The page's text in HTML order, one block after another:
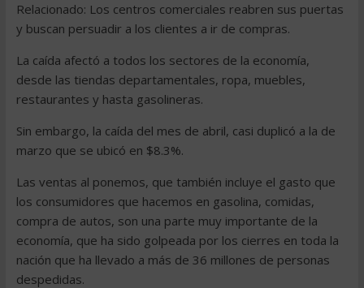
Relacionado: Los centros comerciales reabren sus puertas
y buscan persuadir a los clientes a ir de compras.
La caída afectó a todos los sectores de la economía,
desde las tiendas departamentales, ropa, muebles,
restaurantes y hasta gasolineras.
Sin embargo, la caída del mes de abril, casi duplicó a la de
marzo que se ubicó en $8.3%.
Las ventas al ponemos, que también incluye el gasto que
los consumidores que hacemos en gasolina, comidas,
compra de autos, son una parte muy importante de la
economía, que ha sido golpeada por los cierres en toda la
nación que ha llevado a más de 36 millones de personas
despedidas.